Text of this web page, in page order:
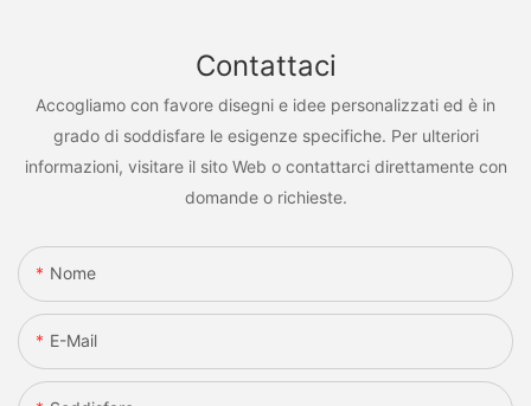
Contattaci
Accogliamo con favore disegni e idee personalizzati ed è in
grado di soddisfare le esigenze specifiche. Per ulteriori
informazioni, visitare il sito Web o contattarci direttamente con
domande o richieste.
Nome
E-Mail